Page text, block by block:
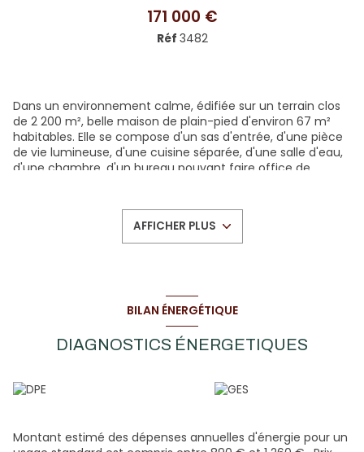
171 000 €
Réf 3482
Dans un environnement calme, édifiée sur un terrain clos
de 2 200 m², belle maison de plain-pied d'environ 67 m²
habitables. Elle se compose d'un sas d'entrée, d'une pièce
de vie lumineuse, d'une cuisine séparée, d'une salle d'eau,
d'une chambre, d'un bureau pouvant faire office de
bien a été entièrement rénové en 2024 (menuiseries,
isolation, assainissement, intérieur...). Aucun travaux à
prévoir. Coup de cœur assuré pour l'environnement et les
située dans un village de Haute-Loire, à 15 minutes de
Langogne, 35 minutes de la ville du Puy-en-Velay, et à mi-
chemin entre le Lac de Naussac et le Lac de Coucouron.
AFFICHER PLUS
BILAN ÉNERGÉTIQUE
DIAGNOSTICS ÉNERGETIQUES
Montant estimé des dépenses annuelles d'énergie pour un